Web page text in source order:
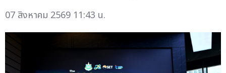
07 สิงหาคม 2569 11:43 น.